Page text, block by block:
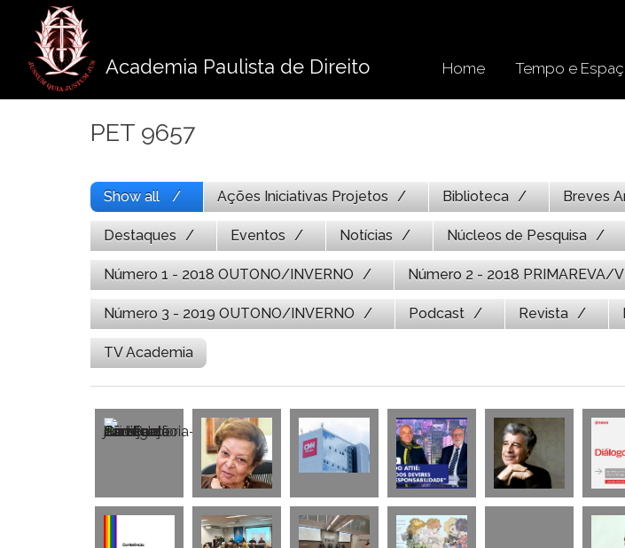
conteúdo
Academia Paulista de Direito Home Tempo e
PET 9657
Show all Ações Iniciativas Projetos Biblioteca Breves
Destaques Eventos Notícias Núcleos de Pesquisa
Número 1 - 2018 OUTONO/INVERNO Número 2 - 2018 PRIMAREVA/
Número 3 - 2019 OUTONO/INVERNO Podcast Revista
TV Academia